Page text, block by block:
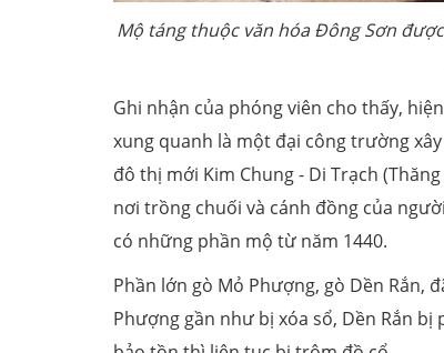
Mộ táng thuộc văn hóa Đông Sơn
Ghi nhận của phóng viên cho thấy,
xung quanh là một đại công trường
đô thị mới Kim Chung - Di Trạch
nơi trồng chuối và cánh đồng của
có những phần mộ từ năm 1440.
Phần lớn gò Mỏ Phượng, gò Dền Rắn,
Phượng gần như bị xóa sổ, Dền Rắn